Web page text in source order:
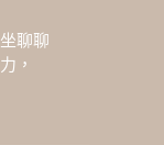
聊聊
，